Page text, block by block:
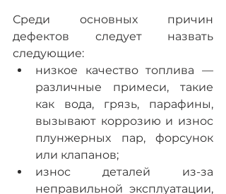
Среди основных причин
дефектов следует назвать
следующие:
низкое качество топлива —
различные примеси, такие
как вода, грязь, парафины,
вызывают коррозию и износ
плунжерных пар, форсунок
или клапанов;
износ деталей из-за
неправильной эксплуатации,